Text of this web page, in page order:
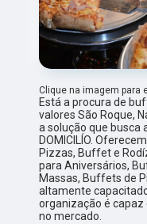
Clique na imagem para
Está a procura de
valores São Roque,
a solução que busca
DOMICILÍO.
Pizzas, Buffet e
para Aniversários,
Massas, Buffets de
altamente
organização é
no mercado.